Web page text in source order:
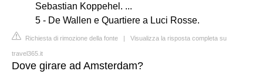
Sebastian Koppehel. ...
5 - De Wallen e Quartiere a Luci Rosse.
Richiesta di rimozione della fonte | Visualizza la risposta completa su
travel365.it
Dove girare ad Amsterdam?